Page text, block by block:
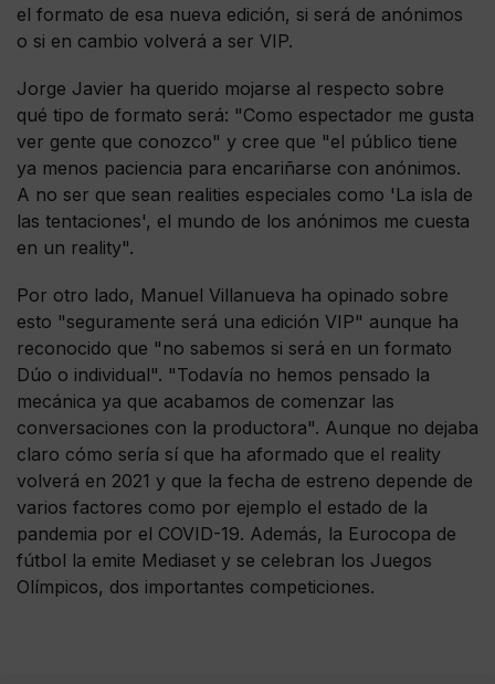
el formato de esa nueva edición, si será de anónimos
o si en cambio volverá a ser VIP.
Jorge Javier ha querido mojarse al respecto sobre
qué tipo de formato será: "Como espectador me gusta
ver gente que conozco" y cree que "el público tiene
ya menos paciencia para encariñarse con anónimos.
A no ser que sean realities especiales como 'La isla de
las tentaciones', el mundo de los anónimos me cuesta
en un reality".
Por otro lado, Manuel Villanueva ha opinado sobre
esto "seguramente será una edición VIP" aunque ha
reconocido que "no sabemos si será en un formato
Dúo o individual". "Todavía no hemos pensado la
mecánica ya que acabamos de comenzar las
conversaciones con la productora". Aunque no dejaba
claro cómo sería sí que ha aformado que el reality
volverá en 2021 y que la fecha de estreno depende de
varios factores como por ejemplo el estado de la
pandemia por el COVID-19. Además, la Eurocopa de
fútbol la emite Mediaset y se celebran los Juegos
Olímpicos, dos importantes competiciones.